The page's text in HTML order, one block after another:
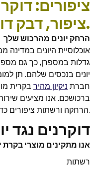
ציפורים:
ציפור, דבק דוחה רגליים ועוד.
הרחק יונים מהרכוש שלך
אוכלוסיית היונים במדינה
גדלות במספרן, כך גם
יונים בנכסים שלהם. תן
חברת ניקיון מהיר בקרית
ברכושכם. אנו מציעים
הרחקה ורשתות ציפורים כדי לסייע במניעתם לחזור לנכס שלכם.
דוקרנים נגד
אנו מתקינים מוצרי בקרת